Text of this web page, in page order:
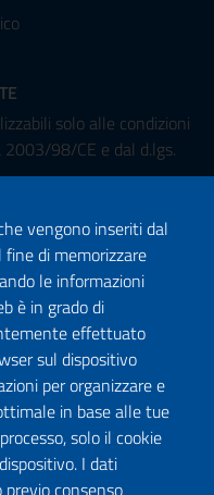
solo alle condizioni
98/CE e dal d.lgs.
TikTok Podcast
vengono inseriti dal
di memorizzare
le informazioni
è in grado di
effettuato
sul dispositivo
per organizzare e
in base alle tue
solo il cookie
I dati
consenso